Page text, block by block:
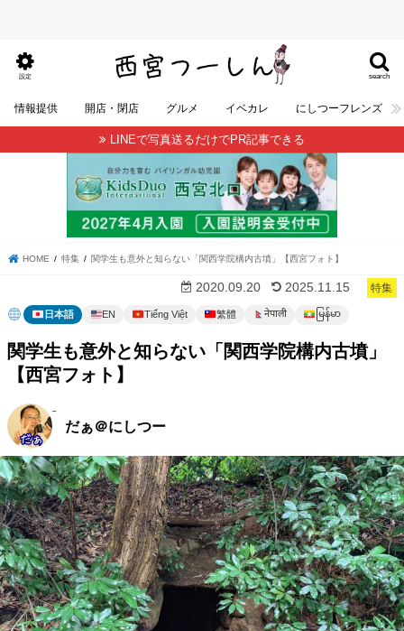
search
設定
情報提供 開店・閉店 グルメ イベカレ にしつーフレンズ
LINEで写真送るだけでPR記事できる
HOME 特集 関学生も意外と知らない「関西学院構内古墳」【西宮フォト】
特集
2020.09.20 2025.11.15
日本語 EN Tiếng Việt 繁體 नेपाली မြန်မာ
関学生も意外と知らない「関西学院構内古墳」
【西宮フォト】
だぁ＠にしつー